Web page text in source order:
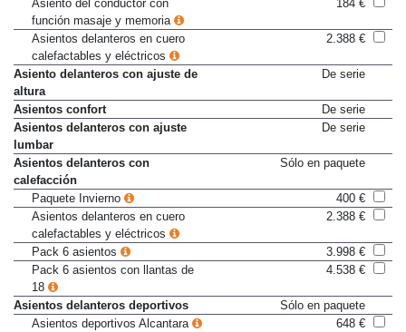
Asiento del conductor con
función masaje y memoria
184 €
Asientos delanteros en cuero
calefactables y eléctricos
2.388 €
Asiento delanteros con ajuste de
altura
De serie
Asientos confort
De serie
Asientos delanteros con ajuste
lumbar
De serie
Asientos delanteros con
calefacción
Sólo en paquete
Paquete Invierno
400 €
Asientos delanteros en cuero
calefactables y eléctricos
2.388 €
Pack 6 asientos
3.998 €
Pack 6 asientos con llantas de
18
4.538 €
Asientos delanteros deportivos
Sólo en paquete
Asientos deportivos Alcantara
648 €